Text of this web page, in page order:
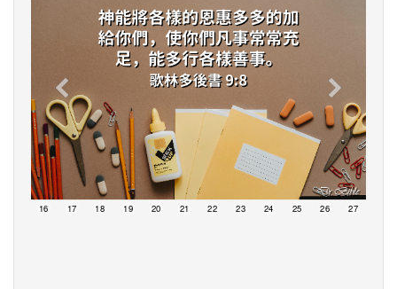
16 17 18 19 20 21 22 23 24 25 26 27